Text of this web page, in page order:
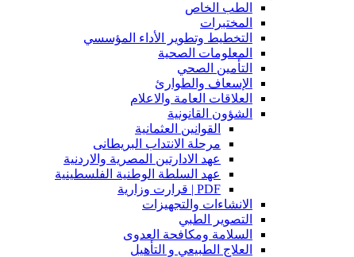
الطب الخاص
المختبرات
التخطيط وتطوير الأداء المؤسسي
المعلومات الصحية
التأمين الصحي
الإسعاف والطوارئ
العلاقات العامة والاعلام
الشؤون القانونية
القوانين العثمانية
مرحلة الانتداب البريطانى
عهد الادارتين المصرية والاردنية
عهد السلطة الوطنية الفلسطينية
PDF | قرارت وزارية
الانشاءات والتجهيزات
التصوير الطبي
السلامة ومكافحة العدوى
العلاج الطبيعي و التأهيل